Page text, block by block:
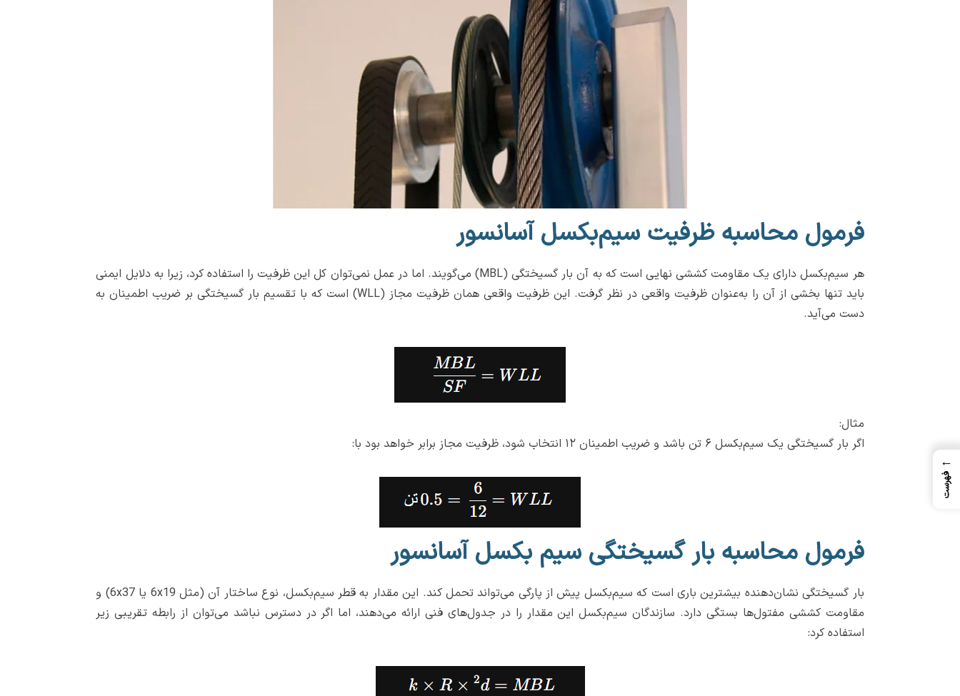
فرمول محاسبه ظرفیت سیم‌بکسل آسانسور
هر سیم‌بکسل دارای یک مقاومت کششی نهایی است که به آن بار گسیختگی (MBL) می‌گویند. اما در عمل نمی‌توان کل این ظرفیت را استفاده کرد، زیرا به دلایل ایمنی
باید تنها بخشی از آن را به‌عنوان ظرفیت واقعی در نظر گرفت. این ظرفیت واقعی همان ظرفیت مجاز (WLL) است که با تقسیم بار گسیختگی بر ضریب اطمینان به
دست می‌آید.
مثال:
اگر بار گسیختگی یک سیم‌بکسل ۶ تن باشد و ضریب اطمینان ۱۲ انتخاب شود، ظرفیت مجاز برابر خواهد بود با:
فرمول محاسبه بار گسیختگی سیم بکسل آسانسور
بار گسیختگی نشان‌دهنده بیشترین باری است که سیم‌بکسل پیش از پارگی می‌تواند تحمل کند. این مقدار به قطر سیم‌بکسل، نوع ساختار آن (مثل 6x19 یا 6x37) و
مقاومت کششی مفتول‌ها بستگی دارد. سازندگان سیم‌بکسل این مقدار را در جدول‌های فنی ارائه می‌دهند، اما اگر در دسترس نباشد می‌توان از رابطه تقریبی زیر
استفاده کرد:
←
فهرست